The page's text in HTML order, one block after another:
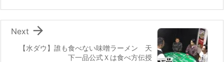
【水ダウ】誰も食べない味噌ラーメン 天
下一品公式Ｘは食べ方伝授

Next